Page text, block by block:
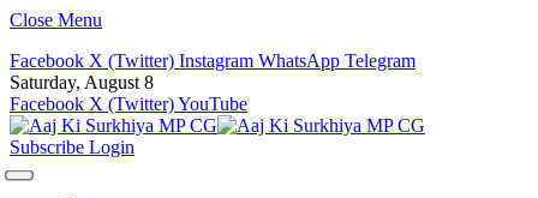
Close Menu
Facebook X (Twitter) Instagram WhatsApp Telegram
Saturday, August 8
Facebook X (Twitter)YouTube
Subscribe Login